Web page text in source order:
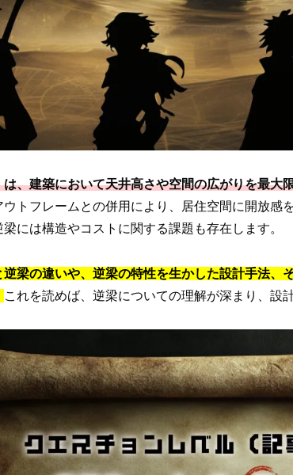
、建築において天井高さや空間の広がりを最大
トフレームとの併用により、居住空間に開放感
には構造やコストに関する課題も存在します。
梁の違いや、逆梁の特性を生かした設計手法、
これを読めば、逆梁についての理解が深まり、設